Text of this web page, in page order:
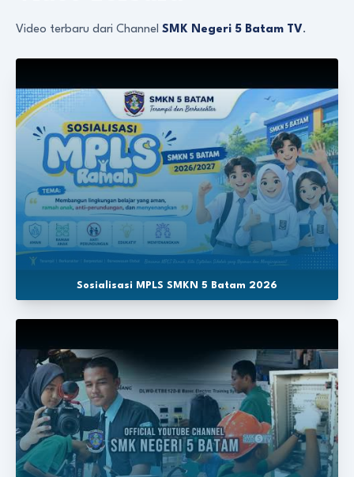
Video terbaru dari Channel SMK Negeri 5 Batam TV.
Sosialisasi MPLS SMKN 5 Batam 2026